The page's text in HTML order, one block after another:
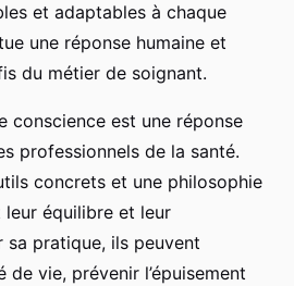
et adaptables à chaque
une réponse humaine et
du métier de soignant.
conscience est une réponse
professionnels de la santé.
concrets et une philosophie
équilibre et leur
sa pratique, ils peuvent
vie, prévenir l’épuisement